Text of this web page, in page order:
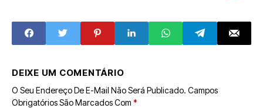
troca de comando
da Polícia Militar
automóvel para
atender autistas
DEIXE UM COMENTÁRIO
O Seu Endereço De E-Mail Não Será Publicado. Campos
Obrigatórios São Marcados Com *